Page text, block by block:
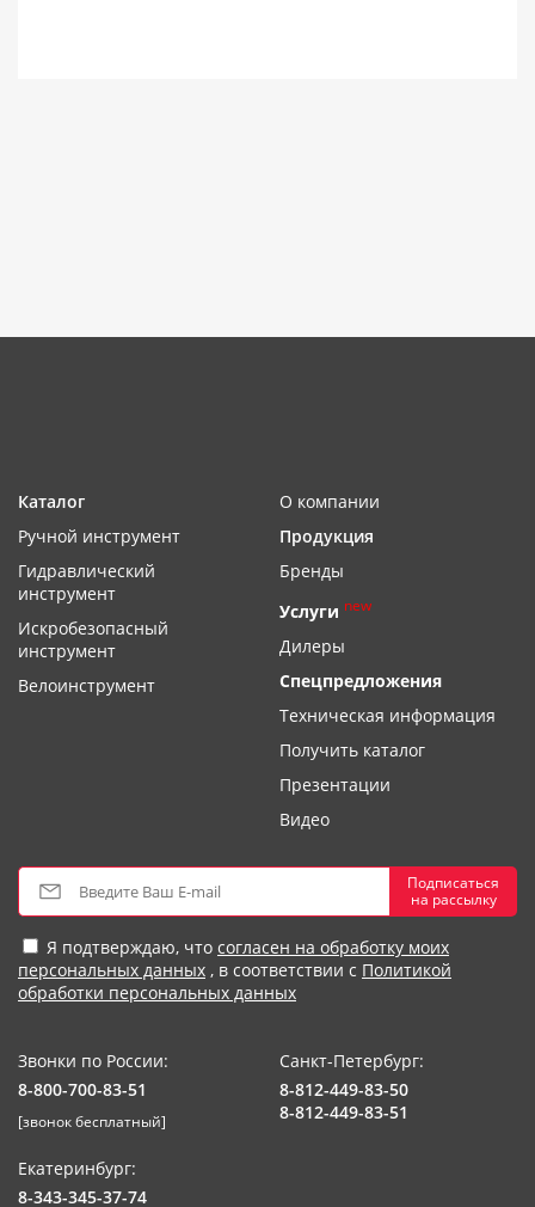
Каталог
Ручной инструмент
Гидравлический
инструмент
Искробезопасный
инструмент
Велоинструмент
О компании
Продукция
Бренды
Услуги new
Дилеры
Спецпредложения
Техническая информация
Получить каталог
Презентации
Видео
Подписаться
на рассылку
Я подтверждаю, что согласен на обработку моих
персональных данных , в соответствии с Политикой
обработки персональных данных
Звонки по России:
8-800-700-83-51
[звонок бесплатный]
Санкт-Петербург:
8-812-449-83-50
8-812-449-83-51
Екатеринбург:
8-343-345-37-74